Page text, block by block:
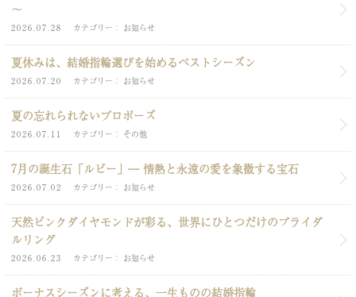
～
2026.07.28 カテゴリー お知らせ
夏休みは、結婚指輪選びを始めるベストシーズン
2026.07.20 カテゴリー お知らせ
夏の忘れられないプロポーズ
2026.07.11 カテゴリー その他
7月の誕生石「ルビー」― 情熱と永遠の愛を象徴する宝石
2026.07.02 カテゴリー お知らせ
天然ピンクダイヤモンドが彩る、世界にひとつだけのブライダ
ルリング
2026.06.23 カテゴリー お知らせ
ボーナスシーズンに考える、一生ものの結婚指輪